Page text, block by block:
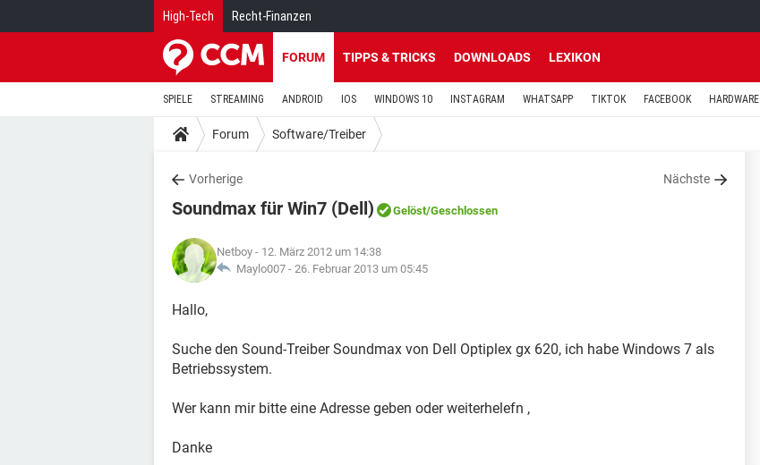
High-Tech Recht-Finanzen
FORUM TIPPS & TRICKS DOWNLOADS LEXIKON
SPIELE STREAMING ANDROID IOS WINDOWS 10 INSTAGRAM WHATSAPP TIKTOK FACEBOOK HARDWARE
Forum Software/Treiber
Vorherige Nächste
Soundmax für Win7 (Dell) Gelöst/Geschlossen
Netboy - 12. März 2012 um 14:38
Maylo007 - 26. Februar 2013 um 05:45
Hallo,
Suche den Sound-Treiber Soundmax von Dell Optiplex gx 620, ich habe Windows 7 als
Betriebssystem.
Wer kann mir bitte eine Adresse geben oder weiterhelefn ,
Danke